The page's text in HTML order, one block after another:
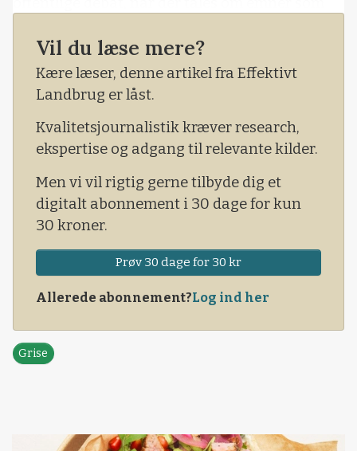
Danish Crowns regnskabstal.
Vil du læse mere?
Kære læser, denne artikel fra Effektivt
Landbrug er låst.
Kvalitetsjournalistik kræver research,
ekspertise og adgang til relevante kilder.
Men vi vil rigtig gerne tilbyde dig et
digitalt abonnement i 30 dage for kun
30 kroner.
Prøv 30 dage for 30 kr
Allerede abonnement?Log ind her
Grise